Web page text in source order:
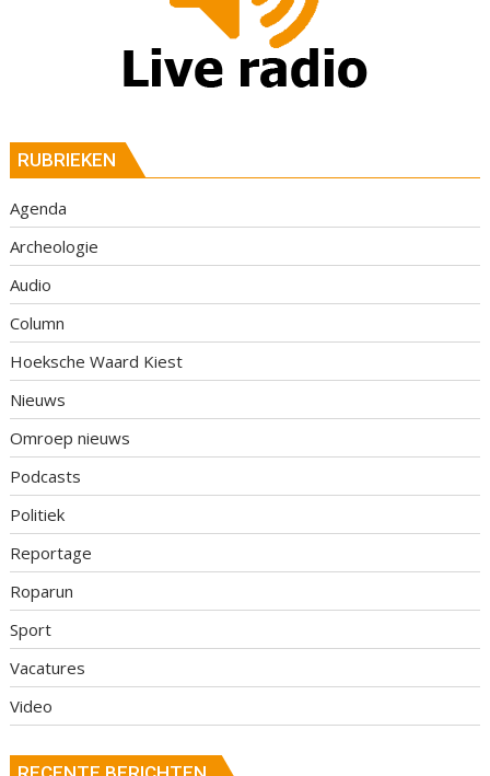
RUBRIEKEN
Agenda
Archeologie
Audio
Column
Hoeksche Waard Kiest
Nieuws
Omroep nieuws
Podcasts
Politiek
Reportage
Roparun
Sport
Vacatures
Video